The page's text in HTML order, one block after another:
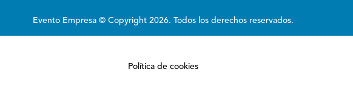
Evento Empresa © Copyright 2026. Todos los derechos reservados.
Política de cookies